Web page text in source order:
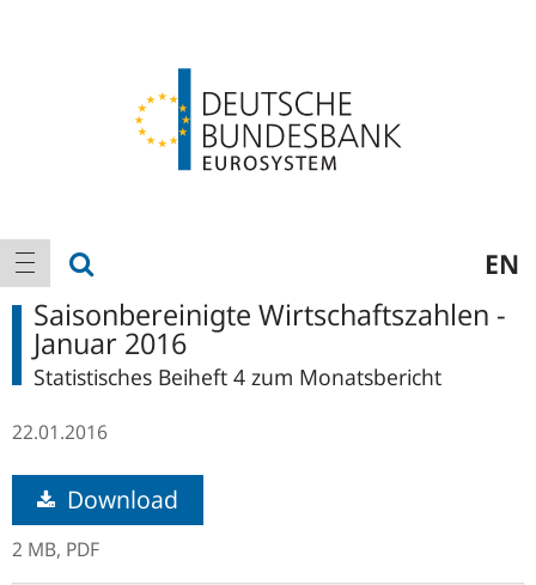
Hauptnavigation
Navigation anzeigen EN
Saisonbereinigte Wirtschaftszahlen -
Januar 2016
Statistisches Beiheft 4 zum Monatsbericht
22.01.2016
Download
2 MB, PDF